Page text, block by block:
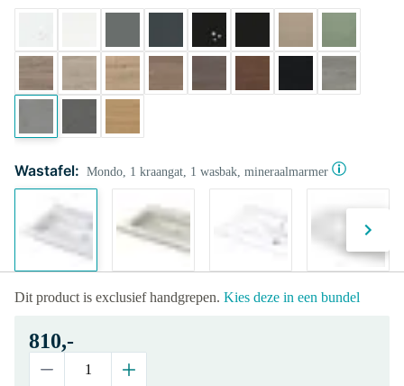
Wastafel: Mondo, 1 kraangat, 1 wasbak, mineraalmarmer
Dit product is exclusief handgrepen. Kies deze in een bundel
810,-